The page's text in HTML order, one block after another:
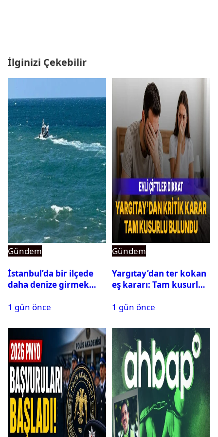
İlginizi Çekebilir
Gündem
İstanbul’da bir ilçede
daha denize girmek
1 gün önce
Gündem
Yargıtay’dan ter kokan
eş kararı: Tam kusurlu
1 gün önce